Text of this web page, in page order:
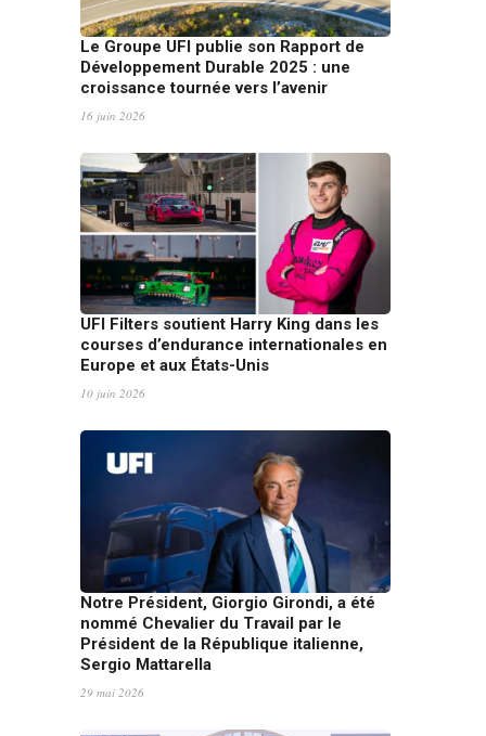
Le Groupe UFI publie son Rapport de
Développement Durable 2025 : une
croissance tournée vers l’avenir
16 juin 2026
UFI Filters soutient Harry King dans les
courses d’endurance internationales en
Europe et aux États-Unis
10 juin 2026
Notre Président, Giorgio Girondi, a été
nommé Chevalier du Travail par le
Président de la République italienne,
Sergio Mattarella
29 mai 2026